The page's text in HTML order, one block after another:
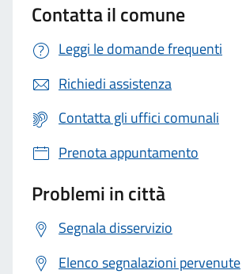
Contatta il comune
Leggi le domande frequenti
Richiedi assistenza
Contatta gli uffici comunali
Prenota appuntamento
Problemi in città
Segnala disservizio
Elenco segnalazioni pervenute